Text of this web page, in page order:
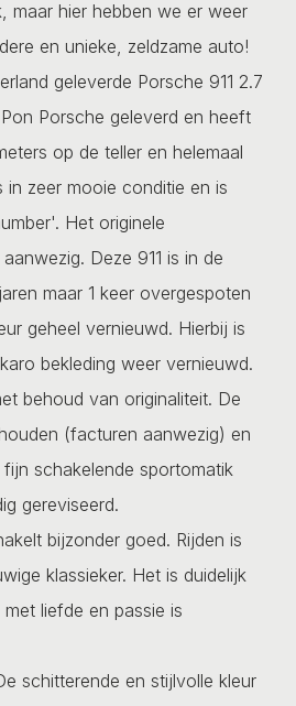
maar hier hebben we er weer
en unieke, zeldzame auto!
geleverde Porsche 911 2.7
Porsche geleverd en heeft
op de teller en helemaal
zeer mooie conditie en is
Het originele
Deze 911 is in de
maar 1 keer overgespoten
geheel vernieuwd. Hierbij is
bekleding weer vernieuwd.
behoud van originaliteit. De
(facturen aanwezig) en
schakelende sportomatik
gereviseerd.
bijzonder goed. Rijden is
klassieker. Het is duidelijk
liefde en passie is
schitterende en stijlvolle kleur